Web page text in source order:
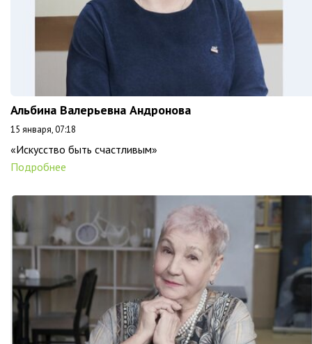
Альбина Валерьевна Андронова
15 января, 07:18
«Искусство быть счастливым»
Подробнее